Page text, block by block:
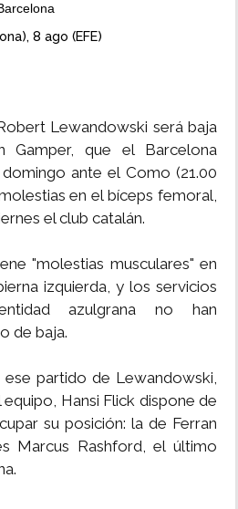
8 ago (EFE)
Lewandowski será baja
que el Barcelona
ante el Como (21.00
en el bíceps femoral,
el club catalán.
"molestias musculares" en
izquierda, y los servicios
azulgrana no han
de baja.
ese partido de Lewandowski,
Hansi Flick dispone de
su posición: la de Ferran
Marcus Rashford, el último